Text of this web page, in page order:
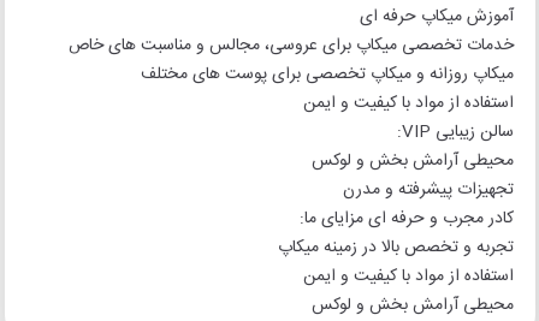
آموزش میکاپ حرفه ای
خدمات تخصصی میکاپ برای عروسی، مجالس و مناسبت های خاص
میکاپ روزانه و میکاپ تخصصی برای پوست های مختلف
استفاده از مواد با کیفیت و ایمن
سالن زیبایی VIP:
محیطی آرامش بخش و لوکس
تجهیزات پیشرفته و مدرن
کادر مجرب و حرفه ای مزایای ما:
تجربه و تخصص بالا در زمینه میکاپ
استفاده از مواد با کیفیت و ایمن
محیطی آرامش بخش و لوکس